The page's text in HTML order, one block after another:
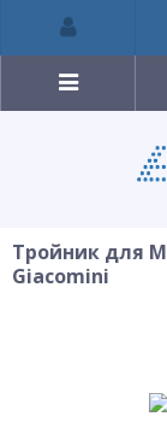
Тройник для
Giacomini